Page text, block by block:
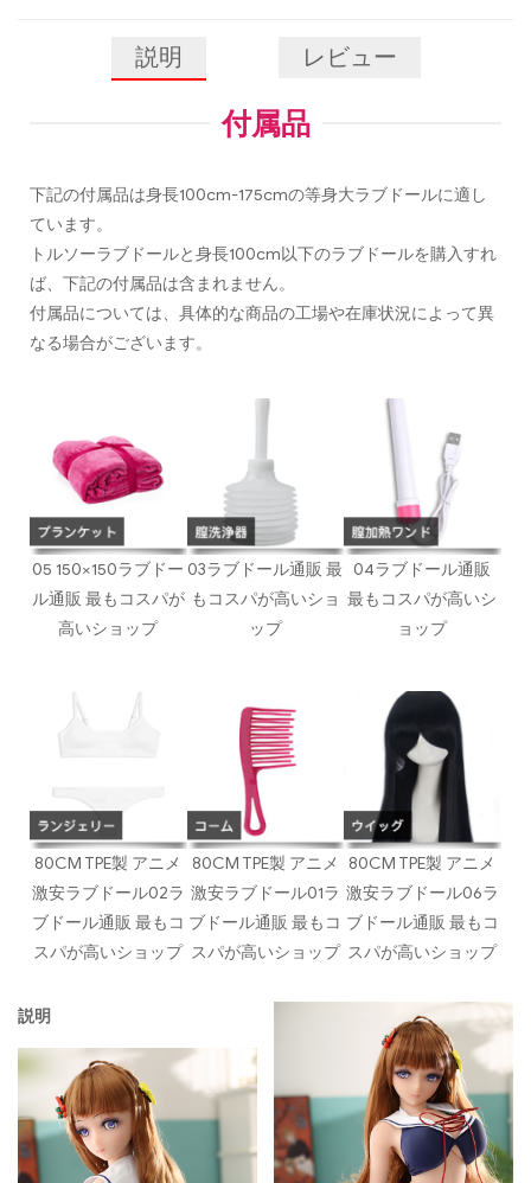
説明 レビュー
付属品
下記の付属品は身長100cm-175cmの等身大ラブドールに適し
ています。
トルソーラブドールと身長100cm以下のラブドールを購入すれ
ば、下記の付属品は含まれません。
付属品については、具体的な商品の工場や在庫状況によって異
なる場合がございます。
05 150×150ラブドー
ル通販 最もコスパが
高いショップ
03ラブドール通販 最
もコスパが高いショ
ップ
04ラブドール通販
最もコスパが高いシ
ョップ
80CM TPE製 アニメ
激安ラブドール02ラ
ブドール通販 最もコ
スパが高いショップ
80CM TPE製 アニメ
激安ラブドール01ラ
ブドール通販 最もコ
スパが高いショップ
80CM TPE製 アニメ
激安ラブドール06ラ
ブドール通販 最もコ
スパが高いショップ
説明